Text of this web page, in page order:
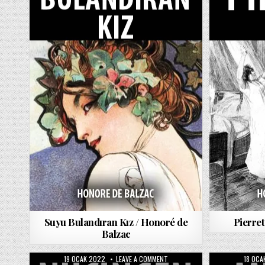
IÇIN
Suyu Bulandıran Kız / Honoré de
Balzac
PUBLISHED
19 OCAK 2022 LEAVE A COMMENT 18